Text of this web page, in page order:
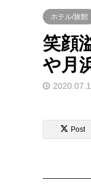
ホテル/旅館
笑顔
や月
Post